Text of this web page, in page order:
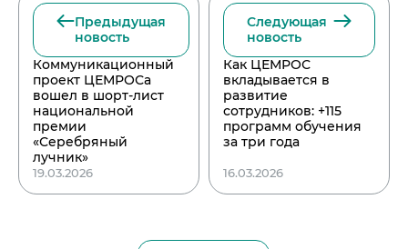
Предыдущая
новость
Коммуникационный
проект ЦЕМРОСа
вошел в шорт-лист
национальной
премии
«Серебряный
лучник»
19.03.2026
Следующая
новость
Как ЦЕМРОС
вкладывается в
развитие
сотрудников: +115
программ обучения
за три года
16.03.2026